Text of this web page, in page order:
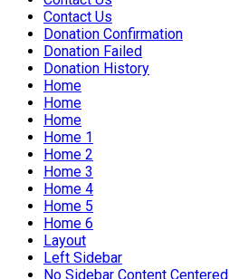
Contact Us
Donation Confirmation
Donation Failed
Donation History
Home
Home
Home
Home 1
Home 2
Home 3
Home 4
Home 5
Home 6
Layout
Left Sidebar
No Sidebar Content Centered